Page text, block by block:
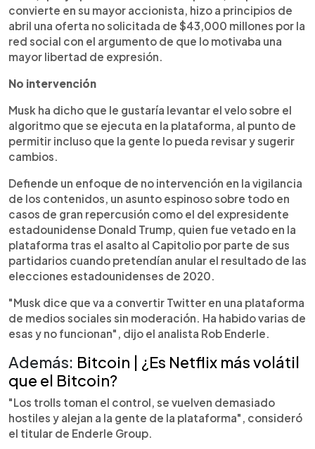
convierte en su mayor accionista, hizo a principios de
abril una oferta no solicitada de $43,000 millones por la
red social con el argumento de que lo motivaba una
mayor libertad de expresión.
No intervención
Musk ha dicho que le gustaría levantar el velo sobre el
algoritmo que se ejecuta en la plataforma, al punto de
permitir incluso que la gente lo pueda revisar y sugerir
cambios.
Defiende un enfoque de no intervención en la vigilancia
de los contenidos, un asunto espinoso sobre todo en
casos de gran repercusión como el del expresidente
estadounidense Donald Trump, quien fue vetado en la
plataforma tras el asalto al Capitolio por parte de sus
partidarios cuando pretendían anular el resultado de las
elecciones estadounidenses de 2020.
"Musk dice que va a convertir Twitter en una plataforma
de medios sociales sin moderación. Ha habido varias de
esas y no funcionan", dijo el analista Rob Enderle.
Además: Bitcoin | ¿Es Netflix más volátil
que el Bitcoin?
"Los trolls toman el control, se vuelven demasiado
hostiles y alejan a la gente de la plataforma", consideró
el titular de Enderle Group.